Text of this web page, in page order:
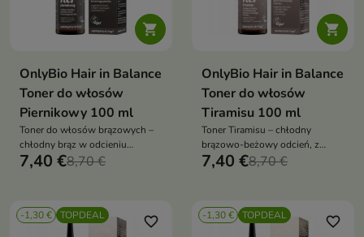

OnlyBio Hair in Balance
Toner do włosów
Piernikowy 100 ml
Toner do włosów brązowych –
chłodny brąz w odcieniu
korzennego piernika, z olejem
7,40 €8,70 €

OnlyBio Hair in Balance
Toner do włosów
Tiramisu 100 ml
Toner Tiramisu – chłodny
brązowo-beżowy odcień, z
masłem shea i ekstraktem z
7,40 €8,70 €
-1,30 € TOPDEAL favorite_border -1,30 € TOPDEAL favorite_border